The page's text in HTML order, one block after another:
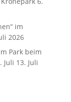
im
2026
Park beim
Juli 13. Juli